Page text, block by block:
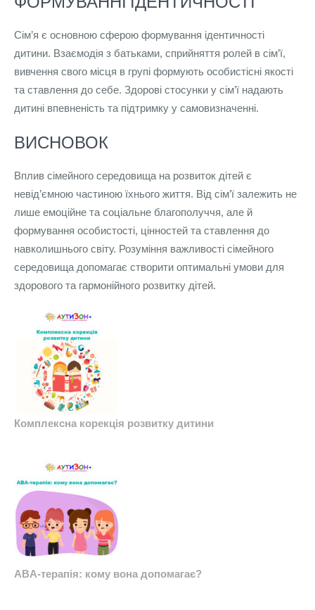
Сім’я є основною сферою формування ідентичності
дитини. Взаємодія з батьками, сприйняття ролей в сім’ї,
вивчення свого місця в групі формують особистісні якості
та ставлення до себе. Здорові стосунки у сім’ї надають
дитині впевненість та підтримку у самовизначенні.
ВИСНОВОК
Вплив сімейного середовища на розвиток дітей є
невід’ємною частиною їхнього життя. Від сім’ї залежить не
лише емоційне та соціальне благополуччя, але й
формування особистості, цінностей та ставлення до
навколишнього світу. Розуміння важливості сімейного
середовища допомагає створити оптимальні умови для
здорового та гармонійного розвитку дітей.
Комплексна корекція розвитку дитини
ABA-терапія: кому вона допомагає?